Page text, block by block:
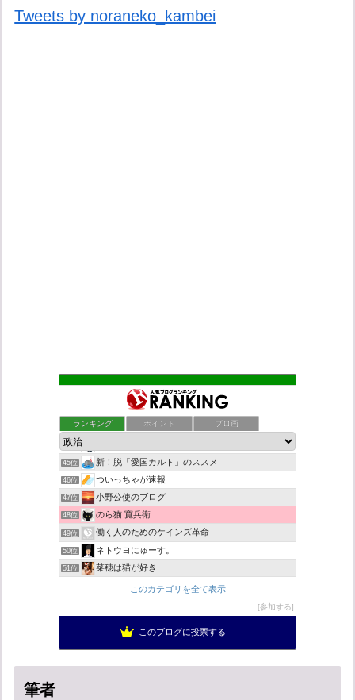
Tweets by noraneko_kambei
ランキング ポイント ブロ画
こんなニュースにでくわした
老子の道（万物の源）と徳 ＝大本神諭の一輪＋日月神示の神一厘
43位 日本第一！ニュース録
44位
45位 新！脱「愛国カルト」のススメ
46位 ついっちゃが速報
47位 小野公使のブログ
48位 のら猫 寛兵衛
49位 働く人のためのケインズ革命
50位 ネトウヨにゅーす。
51位 菜穂は猫が好き
自民党工作員の異常なネット活動
営業せきやんの憂鬱
このカテゴリを全て表示
参加する
このブログに投票する
筆者